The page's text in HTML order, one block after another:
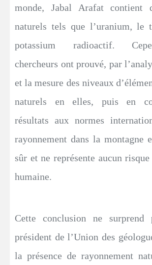
monde, Jabal Arafat contient
naturels tels que l’uranium, le
potassium radioactif.
chercheurs ont prouvé, par
et la mesure des niveaux
naturels en elles, puis en
résultats aux normes
rayonnement dans la montagne
sûr et ne représente aucun
humaine.
Cette conclusion ne
président de l’Union des
la présence de rayonnement